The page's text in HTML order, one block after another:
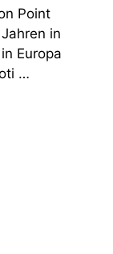
Point
in
Europa
…